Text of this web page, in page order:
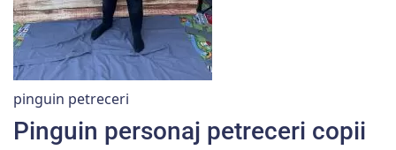
pinguin petreceri
Pinguin personaj petreceri copii